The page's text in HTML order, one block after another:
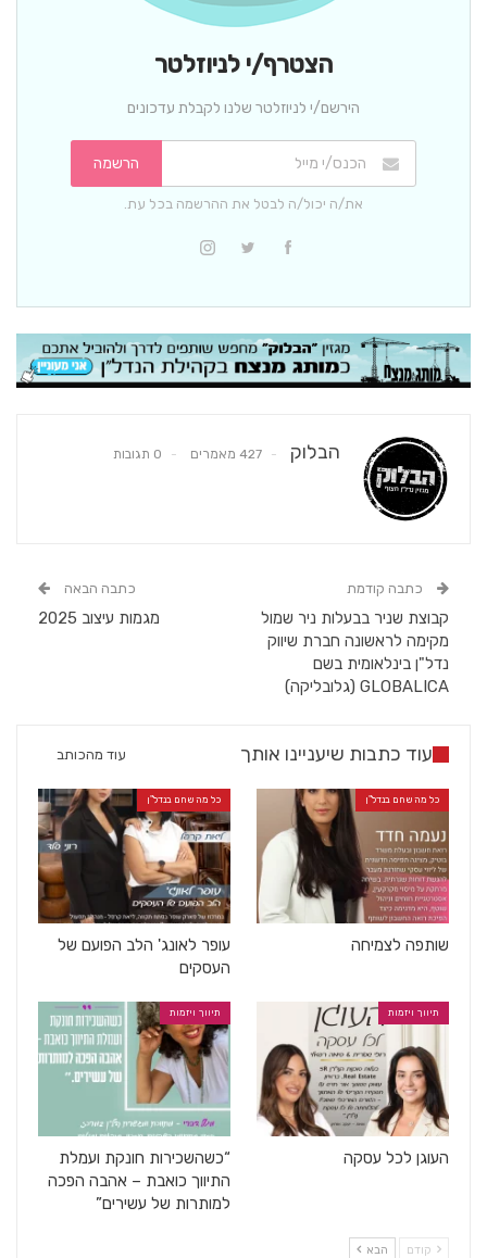
הצטרף/י לניוזלטר
הירשם/י לניוזלטר שלנו לקבלת עדכונים
הרשמה
את/ה יכול/ה לבטל את ההרשמה בכל עת.
הבלוק 427 מאמרים 0 תגובות
כתבה קודמת
קבוצת שניר בבעלות ניר שמול
מקימה לראשונה חברת שיווק
נדל"ן בינלאומית בשם
GLOBALICA (גלובליקה)
כתבה הבאה
מגמות עיצוב 2025
עוד כתבות שיעניינו אותך עוד מהכותב
כל מה שחם בנדל"ן
שותפה לצמיחה
כל מה שחם בנדל"ן
עופר לאונג' הלב הפועם של
העסקים
תיווך ויזמות
העוגן לכל עסקה
תיווך ויזמות
“כשהשכירות חונקת ועמלת
התיווך כואבת – אהבה הפכה
למותרות של עשירים”
קודם הבא